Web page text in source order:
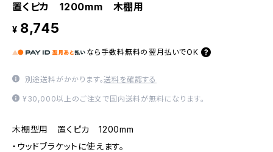
置くピカ 1200mm 木棚用
¥ 8,745
なら 手数料無料の 翌月払いでOK
別途送料がかかります。送料を確認する
¥30,000以上のご注文で国内送料が無料になります。
木棚型用 置くピカ 1200mm
・ウッドブラケットに使えます。